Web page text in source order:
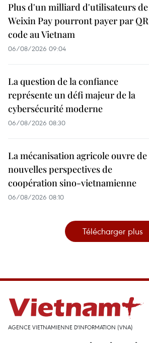
Plus d'un milliard d'utilisateurs de
Weixin Pay pourront payer par QR
code au Vietnam
06/08/2026 09:04
La question de la confiance
représente un défi majeur de la
cybersécurité moderne
06/08/2026 08:30
La mécanisation agricole ouvre de
nouvelles perspectives de
coopération sino-vietnamienne
06/08/2026 08:10
Télécharger plus
AGENCE VIETNAMIENNE D'INFORMATION (VNA)